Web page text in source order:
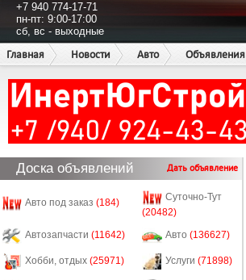
+7 940 774-17-71
пн-пт: 9:00-17:00
сб, вс - выходные
Главная
Новости Авто Объявления
Доска объявлений Дать объявление
Авто под заказ (184)
Суточно-Тут
(20482)
Автозапчасти (11642) Авто (136627)
Хобби, отдых (25971) Услуги (71898)